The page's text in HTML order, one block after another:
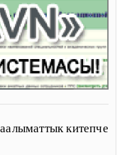
китепче